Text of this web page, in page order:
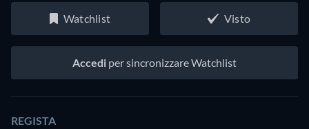
Watchlist Visto
Accedi per sincronizzare Watchlist
REGISTA